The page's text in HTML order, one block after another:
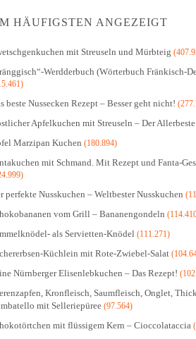
HÄUFIGSTEN ANGEZEIGT
mit Streuseln und Mürbteig
Werdderbuch (Wörterbuch Fränkisch-
beste Nussecken Rezept – Besser geht nicht!
Apfelkuchen mit Streuseln – Der
Marzipan Kuchen (180.894)
mit Schmand. Mit Rezept und Fanta-
perfekte Nusskuchen – Weltbester Nusskuchen
vom Grill – Bananengondeln
als Servietten-Knödel (111.271)
Küchlein mit Rote-Zwiebel-Salat
Nürnberger Elisenlebkuchen – Das Rezept!
Kronfleisch, Saumfleisch, Onglet,
mit Selleriepüree (97.564)
mit flüssigem Kern – Cioccolataccia